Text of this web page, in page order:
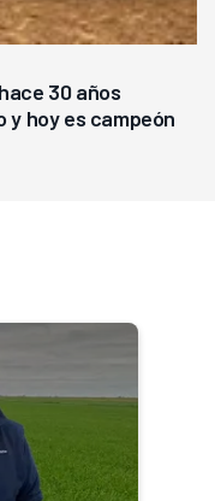
30 años
y hoy es campeón